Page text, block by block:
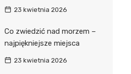
23 kwietnia 2026
Co zwiedzić nad morzem –
najpiękniejsze miejsca
23 kwietnia 2026